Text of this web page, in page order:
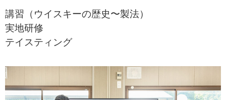
講習（ウイスキーの歴史〜製法）
実地研修
テイスティング